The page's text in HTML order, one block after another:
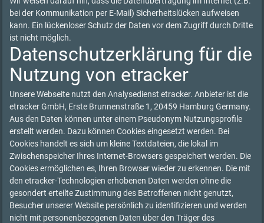
bei der Kommunikation per E-Mail) Sicherheitslücken aufweisen
kann. Ein lückenloser Schutz der Daten vor dem Zugriff durch Dritte
ist nicht möglich.
Datenschutzerklärung für die
Nutzung von etracker
Unsere Webseite nutzt den Analysedienst etracker. Anbieter ist die
etracker GmbH, Erste Brunnenstraße 1, 20459 Hamburg Germany.
Aus den Daten können unter einem Pseudonym Nutzungsprofile
erstellt werden. Dazu können Cookies eingesetzt werden. Bei
Cookies handelt es sich um kleine Textdateien, die lokal im
Zwischenspeicher Ihres Internet-Browsers gespeichert werden. Die
Cookies ermöglichen es, Ihren Browser wieder zu erkennen. Die mit
den etracker-Technologien erhobenen Daten werden ohne die
gesondert erteilte Zustimmung des Betroffenen nicht genutzt,
Besucher unserer Website persönlich zu identifizieren und werden
nicht mit personenbezogenen Daten über den Träger des